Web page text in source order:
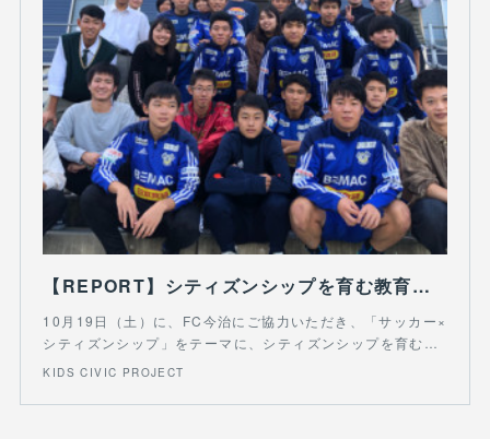
【REPORT】シティズンシップを育む教育フォーラム：サッカー×シティズンシップ
10月19日（土）に、FC今治にご協力いただき、「サッカー×
シティズンシップ」をテーマに、シティズンシップを育む…
KIDS CIVIC PROJECT